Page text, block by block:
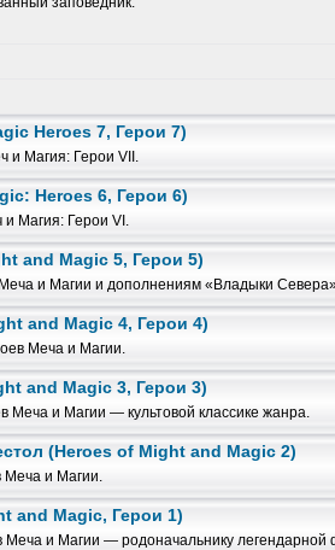
Heroes 7, Герои 7)
и Магия: Герои VII.
Heroes 6, Герои 6)
Магия: Герои VI.
and Magic 5, Герои 5)
и Магии и дополнениям «Владыки
and Magic 4, Герои 4)
Меча и Магии.
and Magic 3, Герои 3)
Меча и Магии — культовой классике жанра.
(Heroes of Might and Magic 2)
Меча и Магии.
and Magic, Герои 1)
Меча и Магии — родоначальнику легендарной